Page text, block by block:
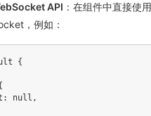
API ：在组件中直接使用
，例如：
{
: null ,